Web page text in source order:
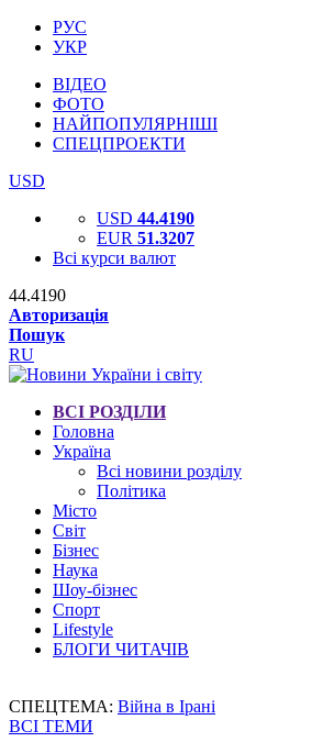
РУС
УКР
ВІДЕО
ФОТО
НАЙПОПУЛЯРНІШІ
СПЕЦПРОЕКТИ
USD
USD 44.4190
EUR 51.3207
Всі курси валют
44.4190
Авторизація
Пошук
RU
ВСІ РОЗДІЛИ
Головна
Україна
Всі новини розділу
Політика
Місто
Світ
Бізнес
Наука
Шоу-бізнес
Спорт
Lifestyle
БЛОГИ ЧИТАЧІВ
СПЕЦТЕМА: Війна в Ірані
ВСІ ТЕМИ